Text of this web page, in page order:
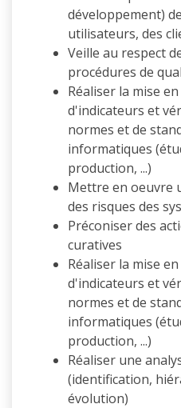
développement)
utilisateurs, des
Veille au respect
procédures de
Réaliser la mise
d'indicateurs et
normes et de
informatiques
production, ...)
Mettre en oeuvre
des risques des
Préconiser des
curatives
Réaliser la mise
d'indicateurs et
normes et de
informatiques
production, ...)
Réaliser une
(identification,
évolution)